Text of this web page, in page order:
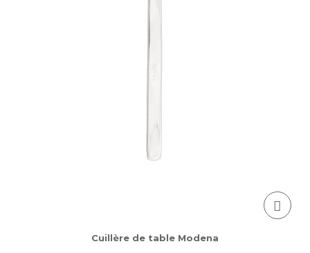
Cuillère de table Modena